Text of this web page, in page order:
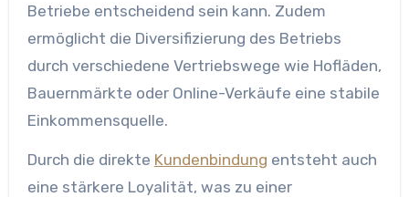
Betriebe entscheidend sein kann. Zudem
ermöglicht die Diversifizierung des Betriebs
durch verschiedene Vertriebswege wie Hofläden,
Bauernmärkte oder Online-Verkäufe eine stabile
Einkommensquelle.
Durch die direkte Kundenbindung entsteht auch
eine stärkere Loyalität, was zu einer